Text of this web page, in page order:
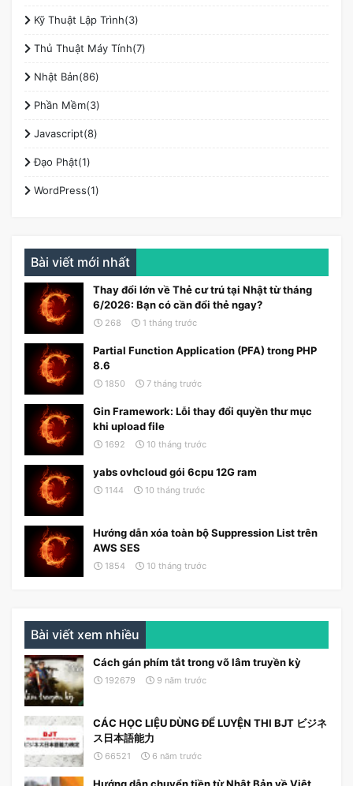
Kỹ Thuật Lập Trình(3)
Thủ Thuật Máy Tính(7)
Nhật Bản(86)
Phần Mềm(3)
Javascript(8)
Đạo Phật(1)
WordPress(1)
Bài viết mới nhất
Thay đổi lớn về Thẻ cư trú tại Nhật từ tháng
6/2026: Bạn có cần đổi thẻ ngay?
268 1 tháng trước
Partial Function Application (PFA) trong PHP
8.6
1850 7 tháng trước
Gin Framework: Lỗi thay đổi quyền thư mục
khi upload file
1692 10 tháng trước
yabs ovhcloud gói 6cpu 12G ram
1144 10 tháng trước
Hướng dẫn xóa toàn bộ Suppression List trên
AWS SES
1854 10 tháng trước
Bài viết xem nhiều
Cách gán phím tắt trong võ lâm truyền kỳ
192679 9 năm trước
CÁC HỌC LIỆU DÙNG ĐỂ LUYỆN THI BJT ビジネ
ス日本語能力
66521 6 năm trước